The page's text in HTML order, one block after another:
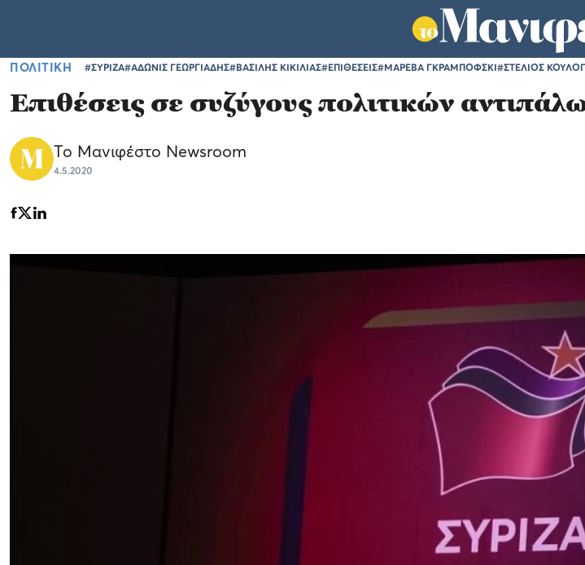
ΠΟΛΙΤΙΚΗ #ΣΥΡΙΖΑ#ΑΔΩΝΙΣ ΓΕΩΡΓΙΑΔΗΣ#ΒΑΣΙΛΗΣ ΚΙΚΙΛΙΑΣ#ΕΠΙΘΕΣΕΙΣ#ΜΑΡΕΒΑ ΓΚΡΑΜΠΟΦΣΚΙ#ΣΤΕΛΙΟΣ
Επιθέσεις σε συζύγους πολιτικών
Το Μανιφέστο Newsroom
4.5.2020